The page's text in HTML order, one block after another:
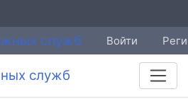
Войти
служб